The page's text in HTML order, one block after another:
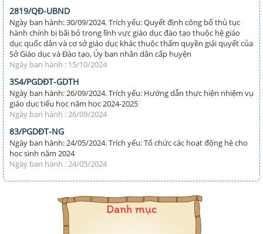
2819/QĐ-UBND
Ngày ban hành: 30/09/2024. Trích yếu: Quyết định công bố thủ tục
hành chính bị bãi bỏ trong lĩnh vực giáo dục đào tạo thuộc hệ giáo
dục quốc dân và cơ sở giáo dục khác thuộc thẩm quyền giải quyết của
Sở Giáo dục và Đào tạo, Ủy ban nhân dân cấp huyện
Ngày ban hành : 15/10/2024
354/PGDĐT-GDTH
Ngày ban hành: 26/09/2024. Trích yếu: Hướng dẫn thực hiện nhiệm vụ
giáo dục tiểu học năm học 2024-2025
Ngày ban hành : 26/09/2024
83/PGDĐT-NG
Ngày ban hành: 24/05/2024. Trích yếu: Tổ chức các hoạt động hè cho
học sinh năm 2024
Ngày ban hành : 24/05/2024
Danh mục